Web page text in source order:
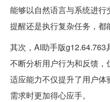
能够以自然语言与系统进
提醒还是执行复杂任务，都
其次，AI助手版g12.64.763
不断分析用户行为和反馈
适应能力不仅提升了用户
需求时更加得心应手。